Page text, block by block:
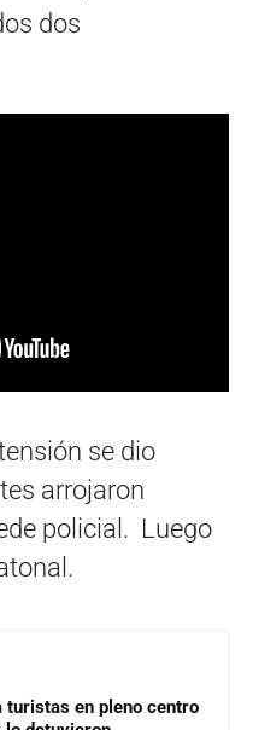
dos
se dio
arrojaron
policial. Luego
turistas en pleno centro